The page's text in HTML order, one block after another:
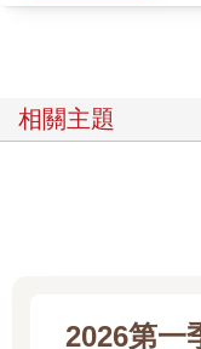
有些承受不住。
就在他感到越來越難
瞬間，所有的壓力全
三胖聽見了一個奇怪的
腦海中響起的一聲呼喚
相關主題
2026第一